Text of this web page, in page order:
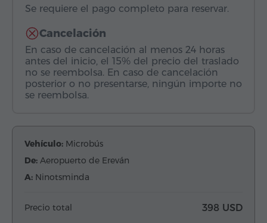
Se requiere el pago completo para reservar.
Cancelación
En caso de cancelación al menos 24 horas
antes del inicio, el 15% del precio del traslado
no se reembolsa. En caso de cancelación
posterior o no presentarse, ningún importe no
se reembolsa.
Vehículo: Microbús
De: Aeropuerto de Ereván
A: Ninotsminda
Precio total 398 USD